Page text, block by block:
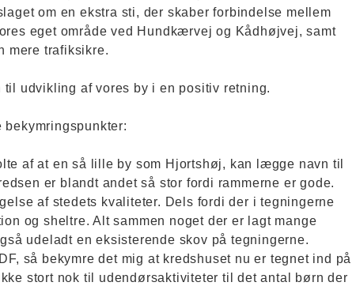
om en ekstra sti, der skaber forbindelse mellem
eget område ved Hundkærvej og Kådhøjvej, samt
mere trafiksikre.
til udvikling af vores by i en positiv retning.
af at en så lille by som Hjortshøj, kan lægge navn til
er blandt andet så stor fordi rammerne er gode.
af stedets kvaliteter. Dels fordi der i tegningerne
og sheltre. Alt sammen noget der er lagt mange
udeladt en eksisterende skov på tegningerne.
så bekymre det mig at kredshuset nu er tegnet ind på
stort nok til udendørsaktiviteter til det antal børn der